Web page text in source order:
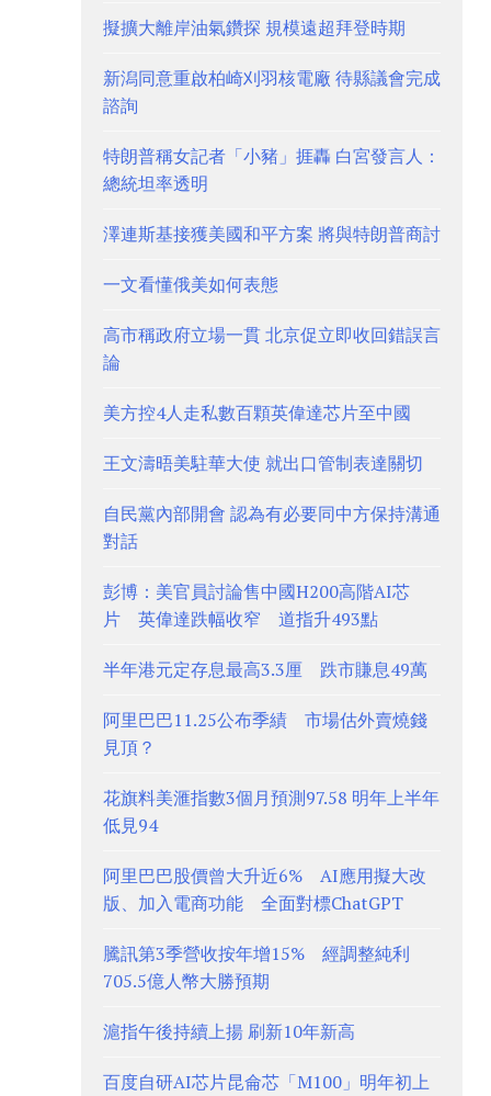
擬擴大離岸油氣鑽探 規模遠超拜登時期
新潟同意重啟柏崎刈羽核電廠 待縣議會完成
諮詢
特朗普稱女記者「小豬」捱轟 白宮發言人：
總統坦率透明
澤連斯基接獲美國和平方案 將與特朗普商討
一文看懂俄美如何表態
高市稱政府立場一貫 北京促立即收回錯誤言
論
美方控4人走私數百顆英偉達芯片至中國
王文濤晤美駐華大使 就出口管制表達關切
自民黨內部開會 認為有必要同中方保持溝通
對話
彭博：美官員討論售中國H200高階AI芯
片 英偉達跌幅收窄 道指升493點
半年港元定存息最高3.3厘 跌市賺息49萬
阿里巴巴11.25公布季績 市場估外賣燒錢
見頂？
花旗料美滙指數3個月預測97.58 明年上半年
低見94
阿里巴巴股價曾大升近6% AI應用擬大改
版、加入電商功能 全面對標ChatGPT
騰訊第3季營收按年增15% 經調整純利
705.5億人幣大勝預期
滬指午後持續上揚 刷新10年新高
百度自研AI芯片昆侖芯「M100」明年初上